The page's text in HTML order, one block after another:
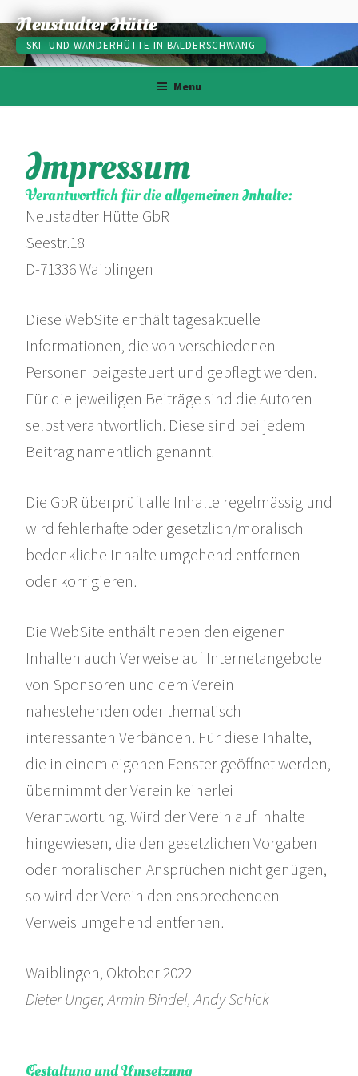
Skip
to
content
Neustadter Hütte
SKI- UND WANDERHÜTTE IN BALDERSCHWANG
Menu
Impressum
Verantwortlich für die allgemeinen Inhalte:
Neustadter Hütte GbR
Seestr.18
D-71336 Waiblingen
Diese WebSite enthält tagesaktuelle
Informationen, die von verschiedenen
Personen beigesteuert und gepflegt werden.
Für die jeweiligen Beiträge sind die Autoren
selbst verantwortlich. Diese sind bei jedem
Beitrag namentlich genannt.
Die GbR überprüft alle Inhalte regelmässig und
wird fehlerhafte oder gesetzlich/moralisch
bedenkliche Inhalte umgehend entfernen
oder korrigieren.
Die WebSite enthält neben den eigenen
Inhalten auch Verweise auf Internetangebote
von Sponsoren und dem Verein
nahestehenden oder thematisch
interessanten Verbänden. Für diese Inhalte,
die in einem eigenen Fenster geöffnet werden,
übernimmt der Verein keinerlei
Verantwortung. Wird der Verein auf Inhalte
hingewiesen, die den gesetzlichen Vorgaben
oder moralischen Ansprüchen nicht genügen,
so wird der Verein den ensprechenden
Verweis umgehend entfernen.
Waiblingen, Oktober 2022
Dieter Unger, Armin Bindel, Andy Schick
Gestaltung und Umsetzung